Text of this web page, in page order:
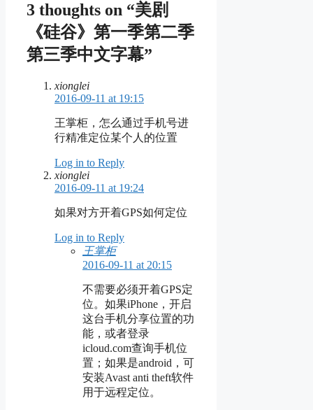
3 thoughts on “美剧
《硅谷》第一季第二季
第三季中文字幕”
xionglei
2016-09-11 at 19:15
王掌柜，怎么通过手机号进
行精准定位某个人的位置
Log in to Reply
xionglei
2016-09-11 at 19:24
如果对方开着GPS如何定位
Log in to Reply
王掌柜
2016-09-11 at 20:15
不需要必须开着GPS定
位。如果iPhone，开启
这台手机分享位置的功
能，或者登录
icloud.com查询手机位
置；如果是android，可
安装Avast anti theft软件
用于远程定位。